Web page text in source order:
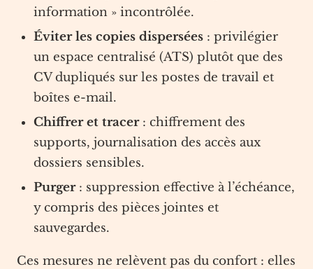
information » incontrôlée.
Éviter les copies dispersées : privilégier
un espace centralisé (ATS) plutôt que des
CV dupliqués sur les postes de travail et
boîtes e-mail.
Chiffrer et tracer: chiffrement des
supports, journalisation des accès aux
dossiers sensibles.
Purger: suppression effective à l’échéance,
y compris des pièces jointes et
sauvegardes.
Ces mesures ne relèvent pas du confort : elles